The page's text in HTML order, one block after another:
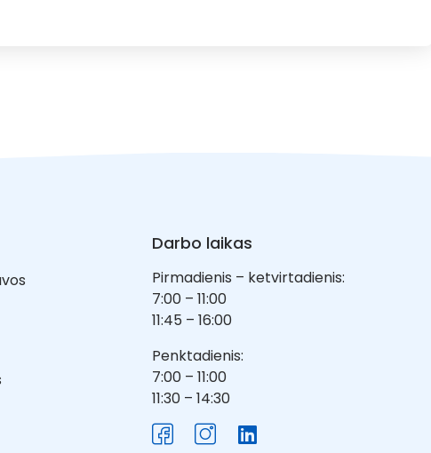
Darbo laikas
Pirmadienis – ketvirtadienis:
7:00 – 11:00
11:45 – 16:00
Penktadienis:
7:00 – 11:00
11:30 – 14:30